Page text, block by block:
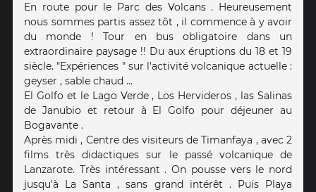
En route pour le Parc des Volcans . Heureusement
nous sommes partis assez tôt , il commence à y avoir
du monde ! Tour en bus obligatoire dans un
extraordinaire paysage !! Du aux éruptions du 18 et 19
siècle. "Expériences " sur l'activité volcanique actuelle :
geyser , sable chaud ...
El Golfo et le Lago Verde , Los Hervideros , las Salinas
de Janubio et retour à El Golfo pour déjeuner au
Bogavante .
Après midi , Centre des visiteurs de Timanfaya , avec 2
films très didactiques sur le passé volcanique de
Lanzarote. Très intéressant . On pousse vers le nord
jusqu'à La Santa , sans grand intérêt . Puis Playa